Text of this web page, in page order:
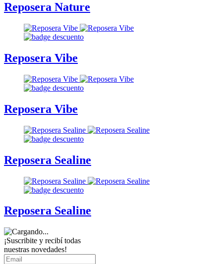
Reposera Nature
Reposera Vibe
Reposera Vibe
Reposera Sealine
Reposera Sealine
¡Suscribite y recibí todas
nuestras novedades!